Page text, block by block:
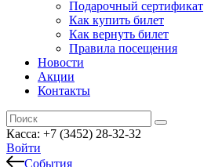
Подарочный сертификат
Как купить билет
Как вернуть билет
Правила посещения
Новости
Акции
Контакты
Касса: +7 (3452) 28-32-32
Войти
События